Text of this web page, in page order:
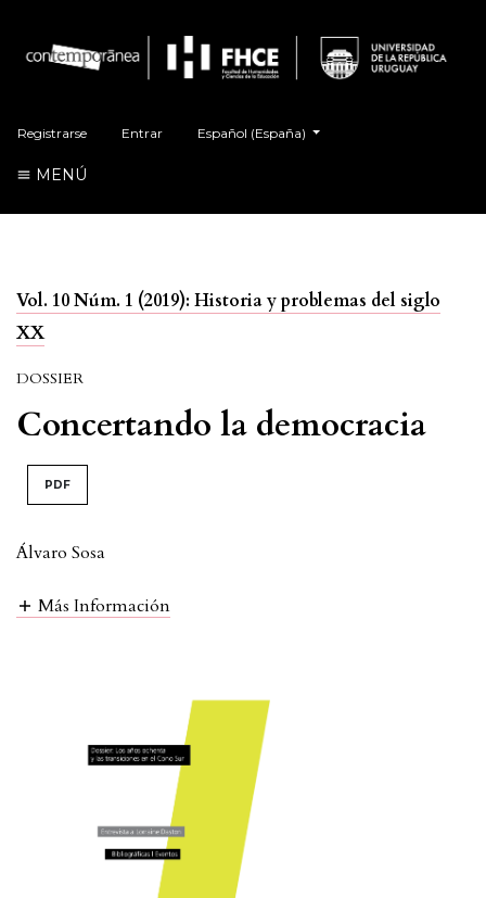
Registrarse Entrar Español (España)
MENÚ
Vol. 10 Núm. 1 (2019): Historia y problemas del siglo
XX
DOSSIER
Concertando la democracia
PDF
Álvaro Sosa
Más Información